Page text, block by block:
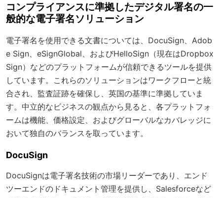
コンプライアンスに準拠したデジタル署名の一
般的な電子署名ソリューション
電子署名を使用できる文書については、DocuSign、Adob
e Sign、eSignGlobal、およびHelloSign（現在はDropbox
Sign）などのプラットフォームが信頼できるツールを提供
しています。これらのソリューションはワークフローと統
合され、監査証跡を確保し、英国の基準に準拠していま
す。中立的なビジネスの観点から見ると、各プラットフォ
ームは機能、価格設定、およびグローバルなカバレッジに
おいて独自のバランスを取っています。
DocuSign
DocuSignは電子署名技術の市場リーダーであり、エンド
ツーエンドのドキュメント管理を提供し、Salesforceなど